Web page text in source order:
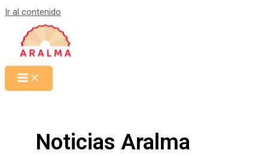
Ir al contenido
Noticias Aralma